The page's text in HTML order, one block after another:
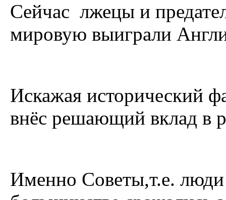
Сейчас лжецы и
мировую выиграли
Искажая исторический
внёс решающий вклад в
Именно Советы,т.е.